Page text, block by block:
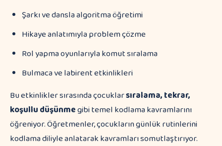
Şarkı ve dansla algoritma öğretimi
Hikaye anlatımıyla problem çözme
Rol yapma oyunlarıyla komut sıralama
Bulmaca ve labirent etkinlikleri
Bu etkinlikler sırasında çocuklarsıralama, tekrar,
koşullu düşünmegibi temel kodlama kavramlarını
öğreniyor. Öğretmenler, çocukların günlük rutinlerini
kodlama diliyle anlatarak kavramları somutlaştırıyor.